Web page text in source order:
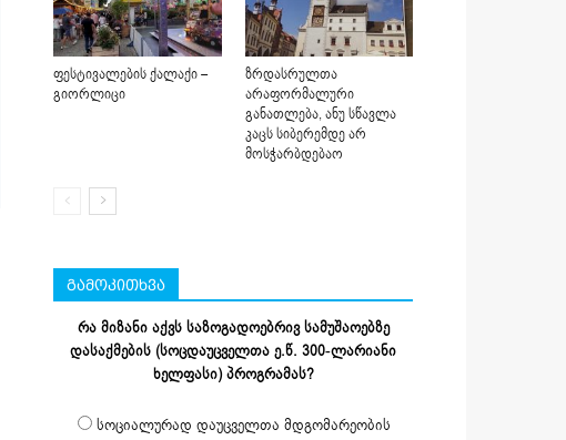
ფესტივალების ქალაქი –
გიორლიცი
ზრდასრულთა
არაფორმალური
განათლება, ანუ სწავლა
კაცს სიბერემდე არ
მოსჭარბდებაო
გამოკითხვა
რა მიზანი აქვს საზოგადოებრივ სამუშაოებზე
დასაქმების (სოცდაუცველთა ე.წ. 300-ლარიანი
ხელფასი) პროგრამას?
სოციალურად დაუცველთა მდგომარეობის